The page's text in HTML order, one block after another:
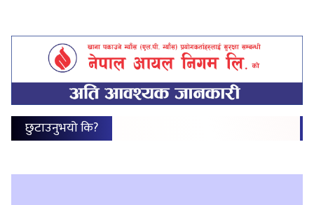
छुटाउनुभयो कि?